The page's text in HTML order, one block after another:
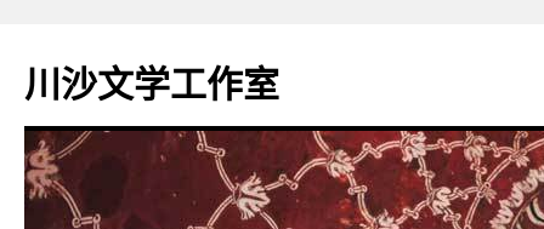
川沙文学工作室